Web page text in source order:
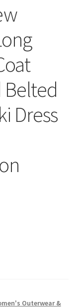
Belted
Dress
Outerwear &